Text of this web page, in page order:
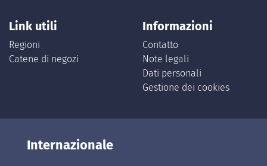
Link utili
Regioni
Catene di negozi
Informazioni
Contatto
Note legali
Dati personali
Gestione dei cookies
Internazionale